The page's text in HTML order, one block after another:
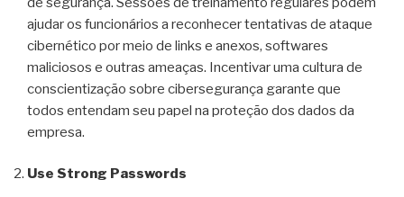
ajudar os funcionários a reconhecer tentativas de ataque
cibernético por meio de links e anexos, softwares
maliciosos e outras ameaças. Incentivar uma cultura de
conscientização sobre cibersegurança garante que
todos entendam seu papel na proteção dos dados da
empresa.
Use Strong Passwords